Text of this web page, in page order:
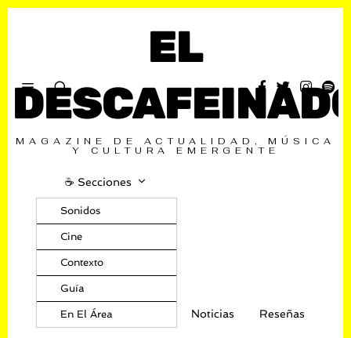
EL
MAGAZINE DE ACTUALIDAD, MÚSICA
Y CULTURA EMERGENTE
☕️ Secciones
Sonidos
Cine
Contexto
Guía
En El Área Noticias Reseñas